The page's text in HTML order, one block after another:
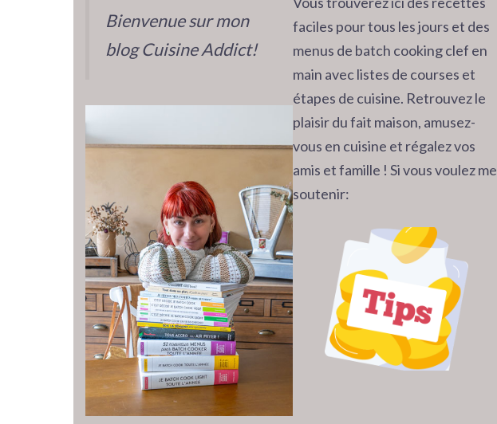
Bienvenue sur mon
blog Cuisine Addict!
faciles pour tous les jours et des
menus de batch cooking clef en
main avec listes de courses et
étapes de cuisine. Retrouvez le
plaisir du fait maison, amusez-
vous en cuisine et régalez vos
amis et famille ! Si vous voulez me
soutenir: